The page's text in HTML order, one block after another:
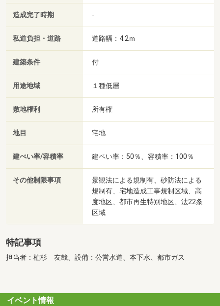
造成完了時期 -
私道負担・道路 道路幅：4.2ｍ
建築条件 付
用途地域 １種低層
敷地権利 所有権
地目 宅地
建ぺい率/容積率 建ペい率：50％、容積率：100％
その他制限事項
景観法による規制有、砂防法による
規制有、宅地造成工事規制区域、高
度地区、都市再生特別地区、法22条
区域
特記事項
担当者：植杉 友哉、設備：公営水道、本下水、都市ガス
イベント情報